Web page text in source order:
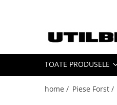
Toate Produsele
Jucarii
TOATE PRODUSELE
home / Piese Forst /